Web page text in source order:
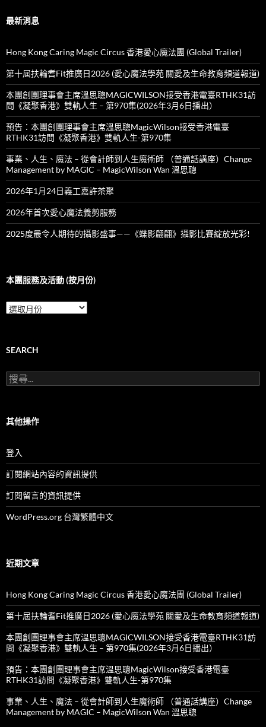
最新消息
Hong Kong Caring Magic Circus 香港愛心魔法團 (Global Trailer)
第十屆扶輪耆Fit推廣日2026 (愛心魔法學苑 關愛及生命教育頻道報道)
本團創團理事會主席溫思聰MAGICWILSON接受香港電臺RTHK31訪
問《凝聚香港》雙軌人生 – 第970集(2026年3月6日播出）
預告：本團創團理事會主席溫思聰MagicWilson接受香港電臺
RTHK31訪問《凝聚香港》雙軌人生-第970集
事業、人生、魔法 – 從會計師到人生魔術師 （普通話講座）Change
Management by MAGIC – MagicWilson Wan 溫思聰
2026年1月24日義工嘉許茶聚
2026年首次愛心魔法義剪服務
2025度最令人期待的攝影盛事——《蝶影翩翩》攝影比賽綻放光彩!
本團服務及活動 (按月份)
本
團
及
動
(按
SEARCH
搜
尋
字:
其他操作
登入
訂閱網站內容的資訊提供
訂閱留言的資訊提供
WordPress.org 台灣繁體中文
近期文章
Hong Kong Caring Magic Circus 香港愛心魔法團 (Global Trailer)
第十屆扶輪耆Fit推廣日2026 (愛心魔法學苑 關愛及生命教育頻道報道)
本團創團理事會主席溫思聰MAGICWILSON接受香港電臺RTHK31訪
問《凝聚香港》雙軌人生 – 第970集(2026年3月6日播出）
預告：本團創團理事會主席溫思聰MagicWilson接受香港電臺
RTHK31訪問《凝聚香港》雙軌人生-第970集
事業、人生、魔法 – 從會計師到人生魔術師 （普通話講座）Change
Management by MAGIC – MagicWilson Wan 溫思聰